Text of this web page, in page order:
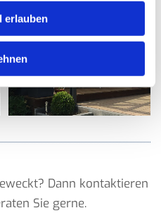
erlauben
Dann kontaktieren
Sie gerne.